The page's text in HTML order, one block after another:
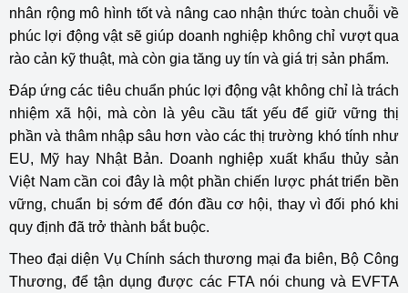
nhân rộng mô hình tốt và nâng cao nhận thức toàn chuỗi về
phúc lợi động vật sẽ giúp doanh nghiệp không chỉ vượt qua
rào cản kỹ thuật, mà còn gia tăng uy tín và giá trị sản phẩm.
Đáp ứng các tiêu chuẩn phúc lợi động vật không chỉ là trách
nhiệm xã hội, mà còn là yêu cầu tất yếu để giữ vững thị
phần và thâm nhập sâu hơn vào các thị trường khó tính như
EU, Mỹ hay Nhật Bản. Doanh nghiệp xuất khẩu thủy sản
Việt Nam cần coi đây là một phần chiến lược phát triển bền
vững, chuẩn bị sớm để đón đầu cơ hội, thay vì đối phó khi
quy định đã trở thành bắt buộc.
Theo đại diện Vụ Chính sách thương mại đa biên, Bộ Công
Thương, để tận dụng được các FTA nói chung và EVFTA